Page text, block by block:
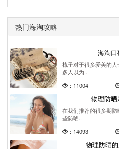
热门海淘攻略
海淘
梳子对于很多爱美的
多人以为..
：11004
物理防
在我们推荐的很多期
些防晒..
：14093
物理防晒